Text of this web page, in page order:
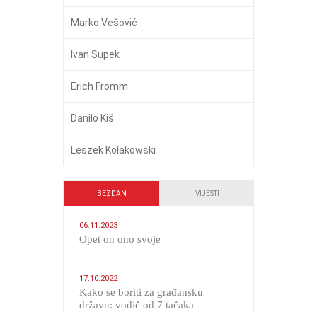
Marko Vešović
Ivan Supek
Erich Fromm
Danilo Kiš
Leszek Kołakowski
BEZDAN VIJESTI
06.11.2023
​Opet on ono svoje
17.10.2022
Kako se boriti za građansku
državu: vodič od 7 tačaka